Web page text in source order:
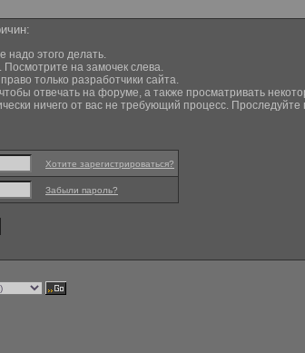
надо этого делать.
на замочек слева.
только разработчики сайта.
отвечать на форуме, а также просматривать
ничего от вас не требующий процесс. Проследуйте
Хотите зарегистрироваться?
Забыли пароль?